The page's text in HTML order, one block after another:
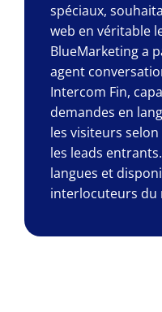
spéciaux,
web en véritable
BlueMarketing a
agent
Intercom Fin,
demandes en
les visiteurs
les leads
langues et
interlocuteurs du